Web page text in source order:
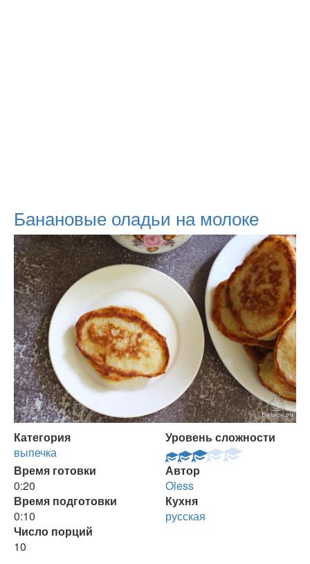
Банановые оладьи на молоке
Категория
выпечка
Уровень сложности
Время готовки
0:20
Автор
Oless
Время подготовки
0:10
Кухня
русская
Число порций
10